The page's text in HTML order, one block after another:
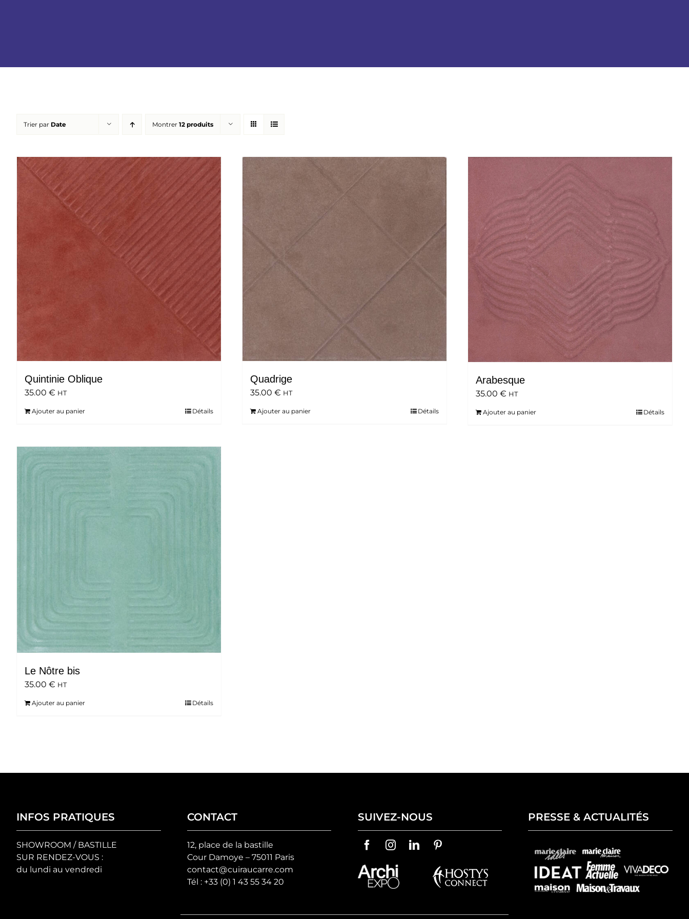
Trier par Date Montrer 12 produits
Quintinie Oblique
35.00 € HT
Ajouter au panier Détails
Quadrige
35.00 € HT
Ajouter au panier Détails
Arabesque
35.00 € HT
Ajouter au panier Détails
Le Nôtre bis
35.00 € HT
Ajouter au panier Détails
INFOS PRATIQUES
SHOWROOM / BASTILLE
SUR RENDEZ-VOUS :
du lundi au vendredi
CONTACT
12, place de la bastille
Cour Damoye – 75011 Paris
contact@cuiraucarre.com
Tél : +33 (0) 1 43 55 34 20
SUIVEZ-NOUS PRESSE & ACTUALITÉS